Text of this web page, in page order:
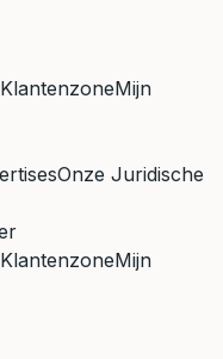
KlantenzoneMijn
Onze Juridische
KlantenzoneMijn